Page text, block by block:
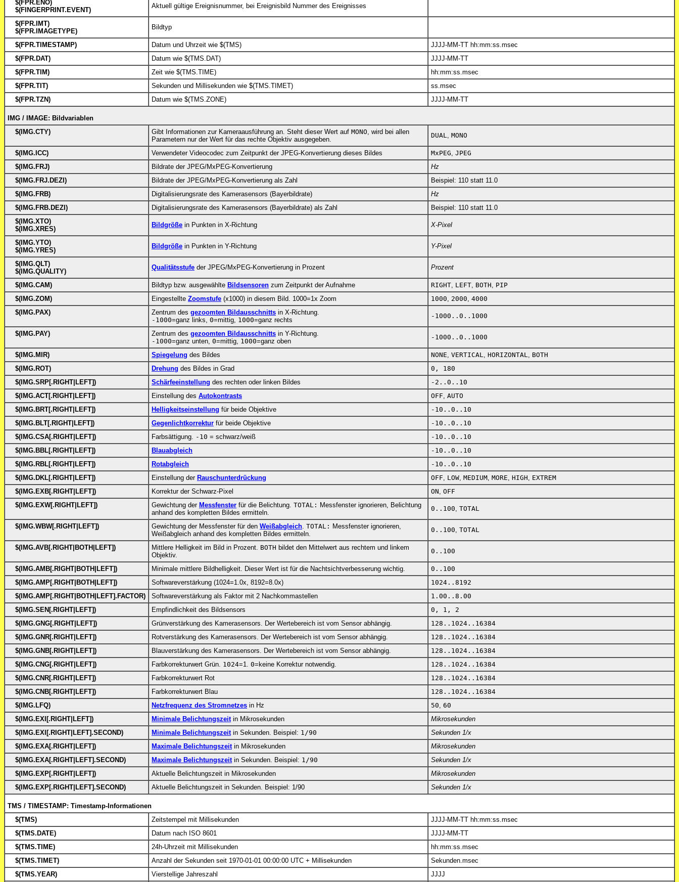
$(FPR.ENO)
$(FINGERPRINT.EVENT)
Aktuell gültige Ereignisnummer, bei Ereignisbild Nummer des Ereignisses
$(FPR.IMT)
$(FPR.IMAGETYPE)
Bildtyp
$(FPR.TIMESTAMP) Datum und Uhrzeit wie $(TMS)
JJJJ-MM-TT hh:mm:ss.msec
$(FPR.DAT)
Datum wie $(TMS.DAT)
JJJJ-MM-TT
$(FPR.TIM)
Zeit wie $(TMS.TIME)
hh:mm:ss.msec
$(FPR.TIT)
Sekunden und Millisekunden wie $(TMS.TIMET)
ss.msec
$(FPR.TZN)
Datum wie $(TMS.ZONE) JJJJ-MM-TT
IMG / IMAGE: Bildvariablen
$(IMG.CTY)
Gibt Informationen zur Kameraausführung an. Steht dieser Wert auf MONO , wird bei allen
Parametern nur der Wert für das rechte Objektiv ausgegeben.
DUAL MONO
$(IMG.ICC) Verwendeter Videocodec zum Zeitpunkt der JPEG-Konvertierung dieses Bildes MxPEG JPEG
$(IMG.FRJ)
Bildrate der JPEG/MxPEG-Konvertierung
Hz
$(IMG.FRJ.DEZI)
Bildrate der JPEG/MxPEG-Konvertierung als Zahl
Beispiel: 110 statt 11.0
$(IMG.FRB)
Digitalisierungsrate des Kamerasensors (Bayerbildrate)
Hz
$(IMG.FRB.DEZI)
Digitalisierungsrate des Kamerasensors (Bayerbildrate) als Zahl
Beispiel: 110 statt 11.0
$(IMG.XTO)
$(IMG.XRES)
Bildgröße in Punkten in X-Richtung X-Pixel
$(IMG.YTO)
$(IMG.YRES)
Bildgröße in Punkten in Y-Richtung Y-Pixel
$(IMG.QLT)
$(IMG.QUALITY)
Qualitätsstufe der JPEG/MxPEG-Konvertierung in Prozent Prozent
$(IMG.CAM) Bildtyp bzw. ausgewählte Bildsensoren zum Zeitpunkt der Aufnahme RIGHT LEFT BOTH
PIP
$(IMG.ZOM)
Eingestellte Zoomstufe (x1000) in diesem Bild. 1000=1x Zoom 1000 2000 4000
$(IMG.PAX)
Zentrum des gezoomten Bildausschnitts in X-Richtung.
-1000=ganz links, 0=mittig, 1000=ganz rechts
-1000..0..1000
$(IMG.PAY) Zentrum des gezoomten Bildausschnitts in Y-Richtung.
-1000=ganz unten, 0=mittig, 1000=ganz oben
-1000..0..1000
$(IMG.MIR) Spiegelung des Bildes NONE VERTICAL HORIZONTAL
BOTH
$(IMG.ROT)
Drehung des Bildes in Grad
0, 180
$(IMG.SRP[.RIGHT|LEFT])
Schärfeeinstellung des rechten oder linken Bildes
-2..0..10
$(IMG.ACT[.RIGHT|LEFT])
Einstellung des Autokontrasts OFF AUTO
$(IMG.BRT[.RIGHT|LEFT])
Helligkeitseinstellung für beide Objektive
-10..0..10
$(IMG.BLT[.RIGHT|LEFT])
Gegenlichtkorrektur für beide Objektive
-10..0..10
$(IMG.CSA[.RIGHT|LEFT])
Farbsättigung. -10 = schwarz/weiß
-10..0..10
$(IMG.BBL[.RIGHT|LEFT])
Blauabgleich
-10..0..10
$(IMG.RBL[.RIGHT|LEFT])
Rotabgleich
-10..0..10
$(IMG.DKL[.RIGHT|LEFT])
Einstellung der Rauschunterdrückung OFF LOW MEDIUM MORE HIGH
EXTREM
$(IMG.EXB[.RIGHT|LEFT])
Korrektur der Schwarz-Pixel ON OFF
$(IMG.EXW[.RIGHT|LEFT])
Gewichtung der Messfenster für die Belichtung. TOTAL: Messfenster ignorieren, Belichtung
anhand des kompletten Bildes ermitteln.
0..100 TOTAL
$(IMG.WBW[.RIGHT|LEFT]) Gewichtung der Messfenster für den Weißabgleich TOTAL: Messfenster ignorieren,
Weißabgleich anhand des kompletten Bildes ermitteln.
0..100 TOTAL
$(IMG.AVB[.RIGHT|BOTH|LEFT]) Mittlere Helligkeit im Bild in Prozent. BOTH bildet den Mittelwert aus rechtem und linkem
Objektiv.
0..100
$(IMG.AMB[.RIGHT|BOTH|LEFT]) Minimale mittlere Bildhelligkeit. Dieser Wert ist für die Nachtsichtverbesserung wichtig.
0..100
$(IMG.AMP[.RIGHT|BOTH|LEFT])
Softwareverstärkung (1024=1.0x, 8192=8.0x)
1024..8192
$(IMG.AMP[.RIGHT|BOTH|LEFT].FACTOR)
Softwareverstärkung als Faktor mit 2 Nachkommastellen
1.00..8.00
$(IMG.SEN[.RIGHT|LEFT])
Empfindlichkeit des Bildsensors
0, 1, 2
$(IMG.GNG[.RIGHT|LEFT])
Grünverstärkung des Kamerasensors. Der Wertebereich ist vom Sensor abhängig.
128..1024..16384
$(IMG.GNR[.RIGHT|LEFT])
Rotverstärkung des Kamerasensors. Der Wertebereich ist vom Sensor abhängig.
128..1024..16384
$(IMG.GNB[.RIGHT|LEFT])
Blauverstärkung des Kamerasensors. Der Wertebereich ist vom Sensor abhängig.
128..1024..16384
$(IMG.CNG[.RIGHT|LEFT])
Farbkorrekturwert Grün. 1024=1. 0=keine Korrektur notwendig.
128..1024..16384
$(IMG.CNR[.RIGHT|LEFT])
Farbkorrekturwert Rot
128..1024..16384
$(IMG.CNB[.RIGHT|LEFT])
Farbkorrekturwert Blau
128..1024..16384
$(IMG.LFQ)
Netzfrequenz des Stromnetzes in Hz 50 60
$(IMG.EXI[.RIGHT|LEFT])
Minimale Belichtungszeit in Mikrosekunden
Mikrosekunden
$(IMG.EXI[.RIGHT|LEFT].SECOND)
Minimale Belichtungszeit in Sekunden. Beispiel: 1/90
Sekunden 1/x
$(IMG.EXA[.RIGHT|LEFT])
Maximale Belichtungszeit in Mikrosekunden
Mikrosekunden
$(IMG.EXA[.RIGHT|LEFT].SECOND)
Maximale Belichtungszeit in Sekunden. Beispiel: 1/90
Sekunden 1/x
$(IMG.EXP[.RIGHT|LEFT])
Aktuelle Belichtungszeit in Mikrosekunden
Mikrosekunden
$(IMG.EXP[.RIGHT|LEFT].SECOND)
Aktuelle Belichtungszeit in Sekunden. Beispiel: 1/90 Sekunden 1/x
TMS / TIMESTAMP: Timestamp-Informationen
$(TMS)
Zeitstempel mit Millisekunden
JJJJ-MM-TT hh:mm:ss.msec
$(TMS.DATE)
Datum nach ISO 8601
JJJJ-MM-TT
$(TMS.TIME)
24h-Uhrzeit mit Millisekunden
hh:mm:ss.msec
$(TMS.TIMET)
Anzahl der Sekunden seit 1970-01-01 00:00:00 UTC + Millisekunden
Sekunden.msec
$(TMS.YEAR)
Vierstellige Jahreszahl JJJJ